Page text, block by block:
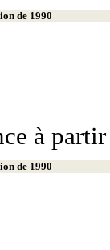
de 1990
à
de 1990